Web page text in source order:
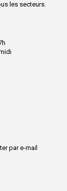
les secteurs.
par e-mail